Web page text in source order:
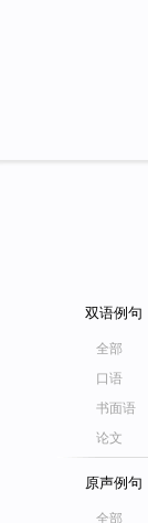
双语例句
全部
口语
书面语
论文
原声例句
全部